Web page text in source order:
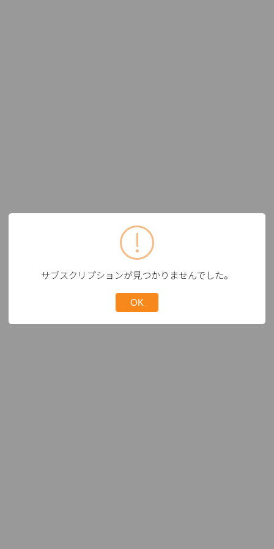
サブスクリプションが見つかりませんでした。
OK